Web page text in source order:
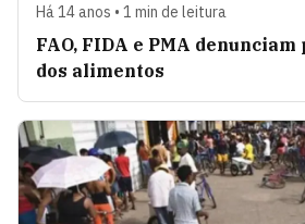
Há 14 anos • 1 min de leitura
FAO, FIDA e PMA
dos alimentos